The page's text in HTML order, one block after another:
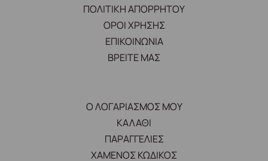
ΠΟΛΙΤΙΚΗ ΑΠΟΡΡΗΤΟΥ
ΟΡΟΙ ΧΡΗΣΗΣ
ΕΠΙΚΟΙΝΩΝΙΑ
ΒΡΕΙΤΕ ΜΑΣ
Ο ΛΟΓΑΡΙΑΣΜΟΣ ΜΟΥ
ΚΑΛΑΘΙ
ΠΑΡΑΓΓΕΛΙΕΣ
ΧΑΜΕΝΟΣ ΚΩΔΙΚΟΣ